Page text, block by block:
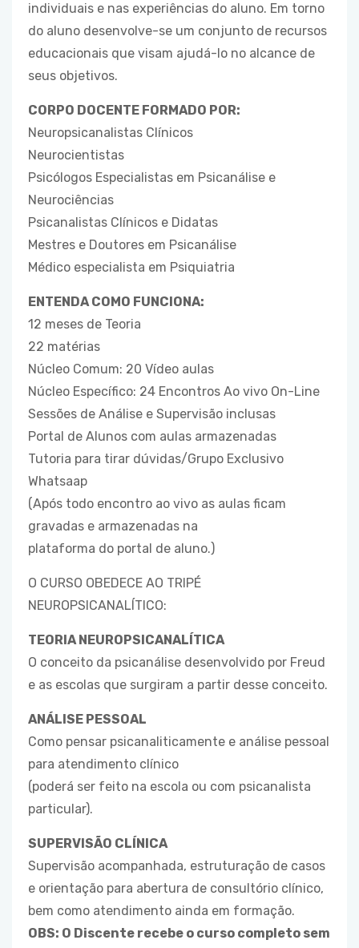
individuais e nas experiências do aluno. Em torno
do aluno desenvolve-se um conjunto de recursos
educacionais que visam ajudá-lo no alcance de
seus objetivos.
CORPO DOCENTE FORMADO POR:
Neuropsicanalistas Clínicos
Neurocientistas
Psicólogos Especialistas em Psicanálise e
Neurociências
Psicanalistas Clínicos e Didatas
Mestres e Doutores em Psicanálise
Médico especialista em Psiquiatria
ENTENDA COMO FUNCIONA:
12 meses de Teoria
22 matérias
Núcleo Comum: 20 Vídeo aulas
Núcleo Específico: 24 Encontros Ao vivo On-Line
Sessões de Análise e Supervisão inclusas
Portal de Alunos com aulas armazenadas
Tutoria para tirar dúvidas/Grupo Exclusivo
Whatsaap
(Após todo encontro ao vivo as aulas ficam
gravadas e armazenadas na
plataforma do portal de aluno.)
O CURSO OBEDECE AO TRIPÉ
NEUROPSICANALÍTICO:
TEORIA NEUROPSICANALÍTICA
O conceito da psicanálise desenvolvido por Freud
e as escolas que surgiram a partir desse conceito.
ANÁLISE PESSOAL
Como pensar psicanaliticamente e análise pessoal
para atendimento clínico
(poderá ser feito na escola ou com psicanalista
particular).
SUPERVISÃO CLÍNICA
Supervisão acompanhada, estruturação de casos
e orientação para abertura de consultório clínico,
bem como atendimento ainda em formação.
OBS: O Discente recebe o curso completo sem